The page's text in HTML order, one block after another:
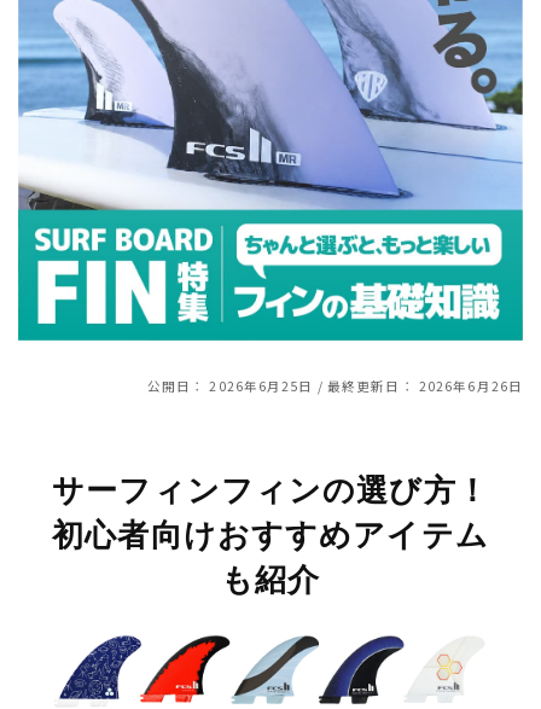
スケートTOP
ブランド一覧
特集一覧
RIDE LIFE MAGAZINE一
スタッフスナップ
中古/アウトレット サー
SUPPORT
ご利用ガイド
会員ランク
店頭受取サービス
ギフトラッピング
アフターサポート
下取り保証について
お問い合わせ
公開日：2026年6月25日 / 最終更新日： 2026年6月26日
サーフィンフィンの選び方！
初心者向けおすすめアイテム
も紹介